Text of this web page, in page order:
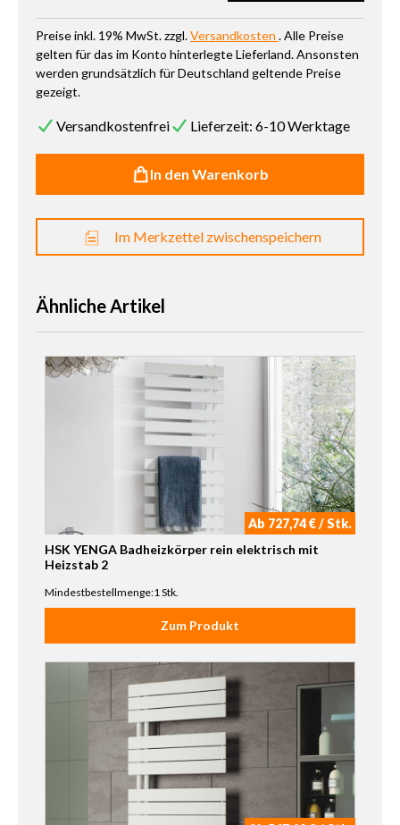
Preise inkl. 19% MwSt. zzgl.Versandkosten . Alle Preise
gelten für das im Konto hinterlegte Lieferland. Ansonsten
werden grundsätzlich für Deutschland geltende Preise
gezeigt.
Versandkostenfrei Lieferzeit: 6-10 Werktage
In den Warenkorb
Im Merkzettel zwischenspeichern
Ähnliche Artikel
Ab 727,74 € / Stk.
HSK YENGA Badheizkörper rein elektrisch mit
Heizstab 2
Mindestbestellmenge:1 Stk.
Zum Produkt